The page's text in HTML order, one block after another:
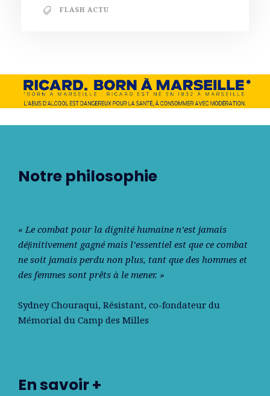
FLASH ACTU
Notre philosophie
« Le combat pour la dignité humaine n’est jamais
déﬁnitivement gagné mais l’essentiel est que ce combat
ne soit jamais perdu non plus, tant que des hommes et
des femmes sont prêts à le mener. »
Sydney Chouraqui, Résistant, co-fondateur du
Mémorial du Camp des Milles
En savoir +